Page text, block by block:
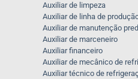
Auxiliar de limpeza
Auxiliar de linha de
Auxiliar de manutenção
Auxiliar de marceneiro
Auxiliar financeiro
Auxiliar de mecânico de
Auxiliar técnico de